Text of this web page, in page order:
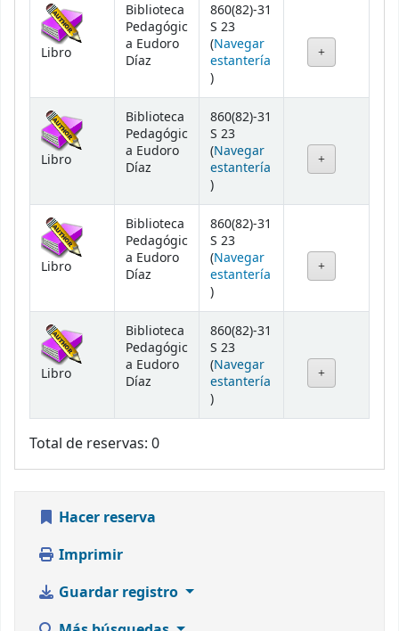
Libro
Biblioteca
Pedagógic
a Eudoro
Díaz
860(82)-31
S 23
(Navegar
estantería
(Abre debajo)
)
Libro
Biblioteca
Pedagógic
a Eudoro
Díaz
860(82)-31
S 23
(Navegar
estantería
(Abre debajo)
)
Libro
Biblioteca
Pedagógic
a Eudoro
Díaz
860(82)-31
S 23
(Navegar
estantería
(Abre debajo)
)
Libro
Biblioteca
Pedagógic
a Eudoro
Díaz
860(82)-31
S 23
(Navegar
estantería
(Abre debajo)
)
Total de reservas: 0
Hacer reserva
Imprimir
Guardar registro